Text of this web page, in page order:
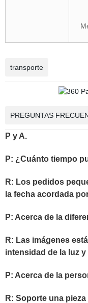
transporte
PREGUNTAS
P y A.
P: ¿Cuánto tiempo
R: Los pedidos
la fecha acordada
P: Acerca de la
R: Las imágenes
intensidad de la luz
P: Acerca de la
R: Soporte una